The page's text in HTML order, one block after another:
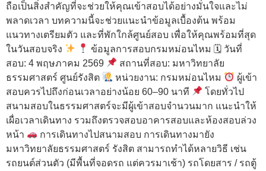
ถือเป็นสิ่งสำคัญที่จะช่วยให้คุณเข้าสอบได้อย่างมั่นใจและไม่
พลาดเวลา บทความนี้จะช่วยแนะนำข้อมูลเบื้องต้น พร้อม
แนวทางเตรียมตัว และที่พักใกล้ศูนย์สอบ เพื่อให้คุณพร้อมที่สุด
ในวันสอบจริง
ข้อมูลการสอบกรมหม่อนไหม 🗓 วันที่
สอบ: 4 พฤษภาคม 2569
สถานที่สอบ: มหาวิทยาลัย
ธรรมศาสตร์ ศูนย์รังสิต
หน่วยงาน: กรมหม่อนไหม
ผู้เข้า
สอบควรไปถึงก่อนเวลาอย่างน้อย 60–90 นาที
โดยทั่วไป
สนามสอบในธรรมศาสตร์จะมีผู้เข้าสอบจำนวนมาก แนะนำให้
เผื่อเวลาเดินทาง รวมถึงตรวจสอบอาคารสอบและห้องสอบล่วง
หน้า
การเดินทางไปสนามสอบ การเดินทางมายัง
มหาวิทยาลัยธรรมศาสตร์ รังสิต สามารถทำได้หลายวิธี เช่น
รถยนต์ส่วนตัว (มีพื้นที่จอดรถ แต่ควรมาเช้า) รถโดยสาร / รถตู้